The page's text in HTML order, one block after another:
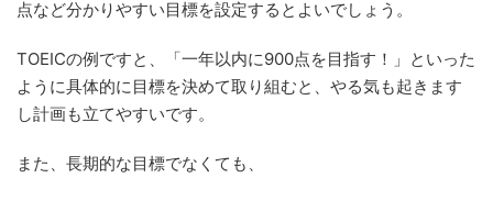
点など分かりやすい目標を設定するとよいでしょう。
TOEICの例ですと、「一年以内に900点を目指す！」といった
ように具体的に目標を決めて取り組むと、やる気も起きます
し計画も立てやすいです。
また、長期的な目標でなくても、